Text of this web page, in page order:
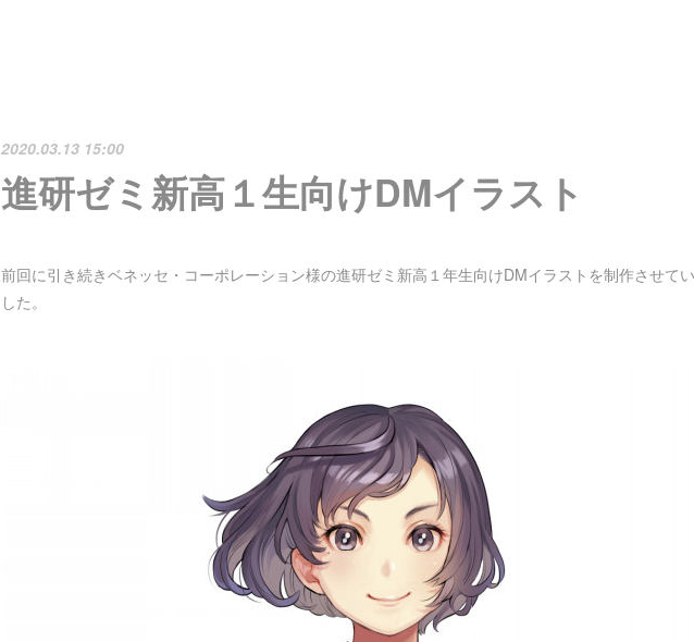
2020.03.13 15:00
進研ゼミ新高１生向けDMイラスト
前回に引き続きベネッセ・コーポレーション様の進研ゼミ新高１年生向けDMイラストを制作させて
した。